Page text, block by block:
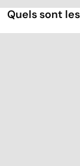
Quels sont